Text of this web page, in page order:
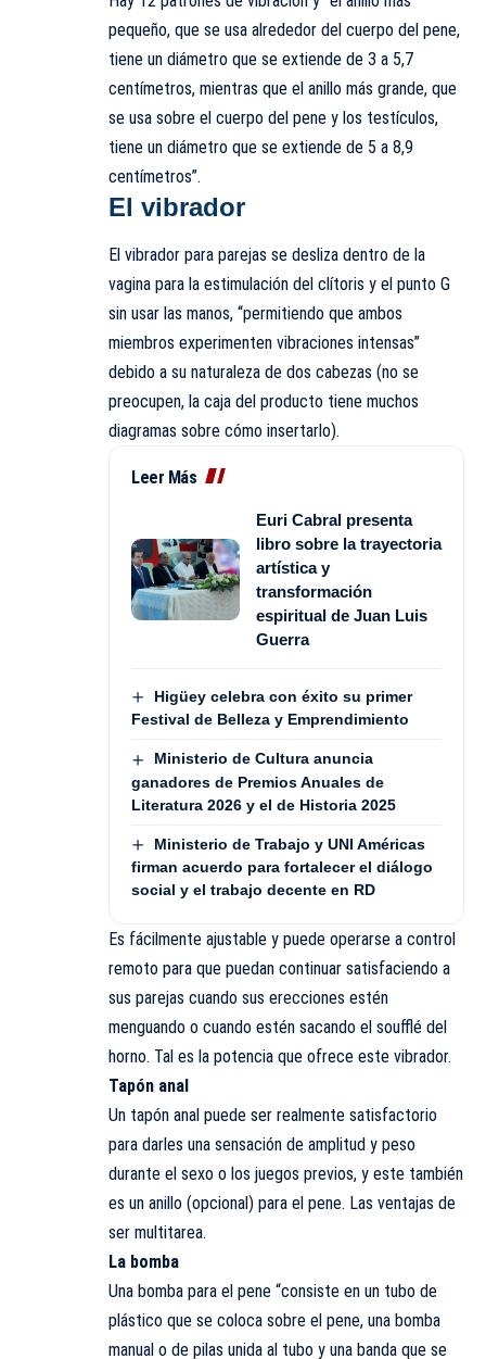
pequeño, que se usa alrededor del cuerpo del pene,
tiene un diámetro que se extiende de 3 a 5,7
centímetros, mientras que el anillo más grande, que
se usa sobre el cuerpo del pene y los testículos,
tiene un diámetro que se extiende de 5 a 8,9
centímetros”.
El vibrador
El vibrador para parejas se desliza dentro de la
vagina para la estimulación del clítoris y el punto G
sin usar las manos, “permitiendo que ambos
miembros experimenten vibraciones intensas”
debido a su naturaleza de dos cabezas (no se
preocupen, la caja del producto tiene muchos
diagramas sobre cómo insertarlo).
Leer Más
Euri Cabral presenta
libro sobre la trayectoria
artística y
transformación
espiritual de Juan Luis
Guerra
Higüey celebra con éxito su primer
Festival de Belleza y Emprendimiento
Ministerio de Cultura anuncia
ganadores de Premios Anuales de
Literatura 2026 y el de Historia 2025
Ministerio de Trabajo y UNI Américas
firman acuerdo para fortalecer el diálogo
social y el trabajo decente en RD
Es fácilmente ajustable y puede operarse a control
remoto para que puedan continuar satisfaciendo a
sus parejas cuando sus erecciones estén
menguando o cuando estén sacando el soufflé del
horno. Tal es la potencia que ofrece este vibrador.
Tapón anal
Un tapón anal puede ser realmente satisfactorio
para darles una sensación de amplitud y peso
durante el sexo o los juegos previos, y este también
es un anillo (opcional) para el pene. Las ventajas de
ser multitarea.
La bomba
Una bomba para el pene “consiste en un tubo de
plástico que se coloca sobre el pene, una bomba
manual o de pilas unida al tubo y una banda que se